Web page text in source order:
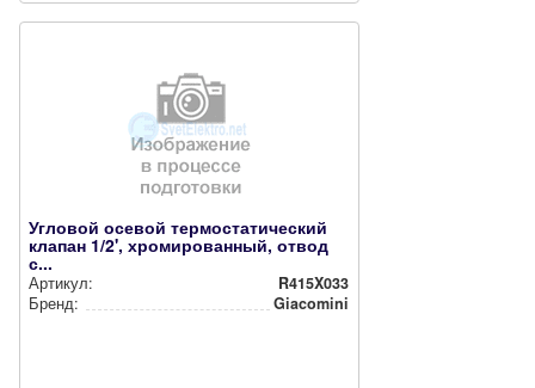
Угловой осевой термостатический
клапан 1/2', хромированный, отвод
с...
Артикул:
R415X033
Бренд:
Giacomini